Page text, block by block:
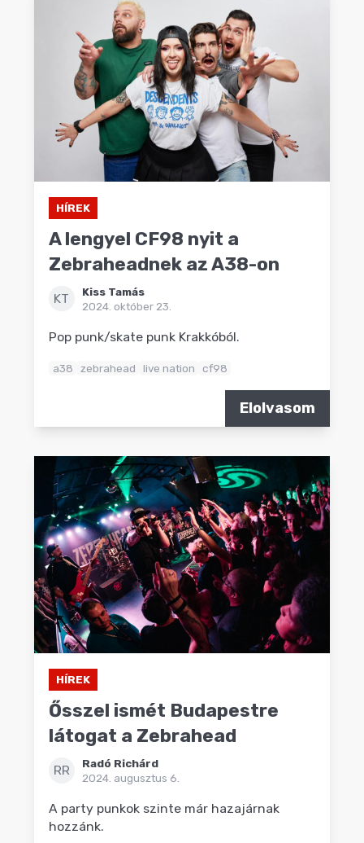
HÍREK
A lengyel CF98 nyit a
Zebraheadnek az A38-on
KT
Kiss Tamás
2024. október 23.
Pop punk/skate punk Krakkóból.
a38 zebrahead live nation cf98
Elolvasom
HÍREK
Ősszel ismét Budapestre
látogat a Zebrahead
RR
Radó Richárd
2024. augusztus 6.
A party punkok szinte már hazajárnak
hozzánk.